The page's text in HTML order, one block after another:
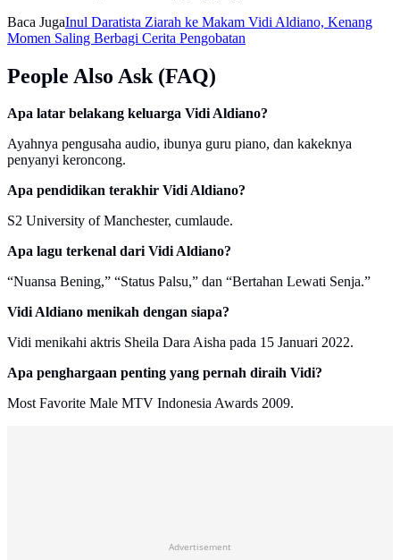
Baca JugaInul Daratista Ziarah ke Makam Vidi Aldiano, Kenang
Momen Saling Berbagi Cerita Pengobatan
People Also Ask (FAQ)
Apa latar belakang keluarga Vidi Aldiano?
Ayahnya pengusaha audio, ibunya guru piano, dan kakeknya
penyanyi keroncong.
Apa pendidikan terakhir Vidi Aldiano?
S2 University of Manchester, cumlaude.
Apa lagu terkenal dari Vidi Aldiano?
“Nuansa Bening,” “Status Palsu,” dan “Bertahan Lewati Senja.”
Vidi Aldiano menikah dengan siapa?
Vidi menikahi aktris Sheila Dara Aisha pada 15 Januari 2022.
Apa penghargaan penting yang pernah diraih Vidi?
Most Favorite Male MTV Indonesia Awards 2009.
Advertisement